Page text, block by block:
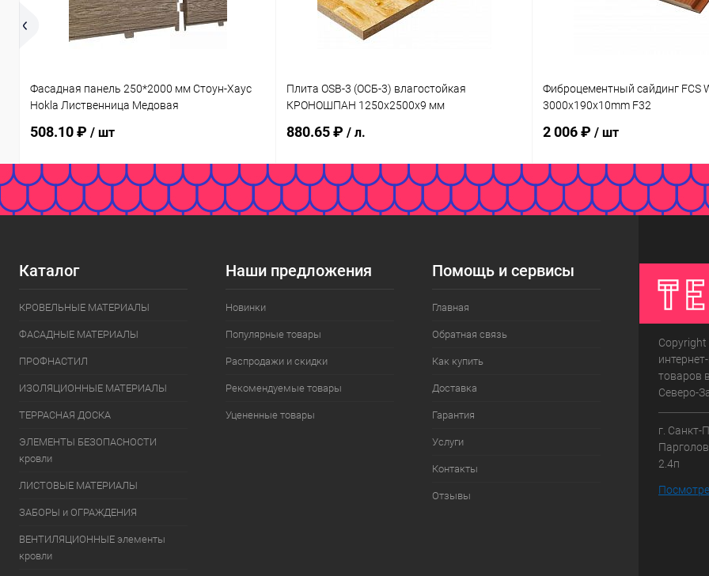
Фасадная панель 250*2000 мм Стоун-Хаус
Hokla Лиственница Медовая
508.10 ₽ / шт
Плита OSB-3 (ОСБ-3) влагостойкая
КРОНОШПАН 1250х2500х9 мм
880.65 ₽ / л.
Фиброцементный сайдинг FCS
3000x190x10mm F32
2 006 ₽ / шт
Каталог
КРОВЕЛЬНЫЕ МАТЕРИАЛЫ
ФАСАДНЫЕ МАТЕРИАЛЫ
ПРОФНАСТИЛ
ИЗОЛЯЦИОННЫЕ МАТЕРИАЛЫ
ТЕРРАСНАЯ ДОСКА
ЭЛЕМЕНТЫ БЕЗОПАСНОСТИ
кровли
ЛИСТОВЫЕ МАТЕРИАЛЫ
ЗАБОРЫ и ОГРАЖДЕНИЯ
ВЕНТИЛЯЦИОННЫЕ элементы
кровли
Наши предложения
Новинки
Популярные товары
Распродажи и скидки
Рекомендуемые товары
Уцененные товары
Помощь и сервисы
Главная
Обратная связь
Как купить
Доставка
Гарантия
Услуги
Контакты
Отзывы
товаров
Северо-
г. Санкт-
2.4п